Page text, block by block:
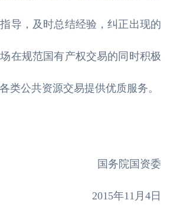
导，及时总结经验，纠正出现的
在规范国有产权交易的同时积极
类公共资源交易提供优质服务。
国务院国资委
2015年11月4日